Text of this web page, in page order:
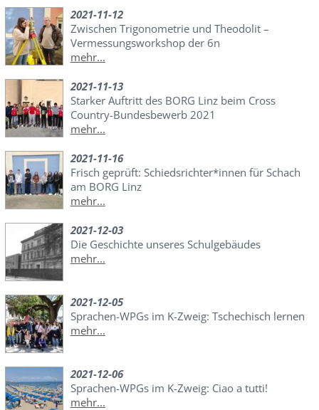
2021-11-12
Zwischen Trigonometrie und Theodolit –
Vermessungsworkshop der 6n
mehr...
2021-11-13
Starker Auftritt des BORG Linz beim Cross
Country-Bundesbewerb 2021
mehr...
2021-11-16
Frisch geprüft: Schiedsrichter*innen für Schach
am BORG Linz
mehr...
2021-12-03
Die Geschichte unseres Schulgebäudes
mehr...
2021-12-05
Sprachen-WPGs im K-Zweig: Tschechisch lernen
mehr...
2021-12-06
Sprachen-WPGs im K-Zweig: Ciao a tutti!
mehr...